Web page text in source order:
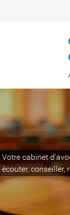
Votre cabinet
écouter, conseiller,